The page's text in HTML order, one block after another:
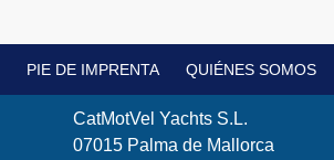
PIE DE IMPRENTA QUIÉNES SOMOS
CatMotVel Yachts S.L.
07015 Palma de Mallorca